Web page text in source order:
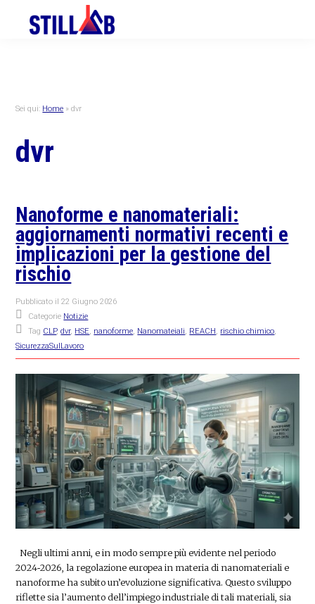
primary
primary
Sei qui: Home »dvr
dvr
Nanoforme e nanomateriali:
aggiornamenti normativi recenti e
implicazioni per la gestione del
rischio
Pubblicato il22 Giugno 2026
Categorie Notizie
Tag CLP,dvr, HSE nanoforme Nanomateiali REACH rischio chimico
SicurezzaSulLavoro
Negli ultimi anni, e in modo sempre più evidente nel periodo
2024‑2026, la regolazione europea in materia di nanomateriali e
nanoforme ha subito un’evoluzione significativa. Questo sviluppo
riflette sia l’aumento dell’impiego industriale di tali materiali, sia